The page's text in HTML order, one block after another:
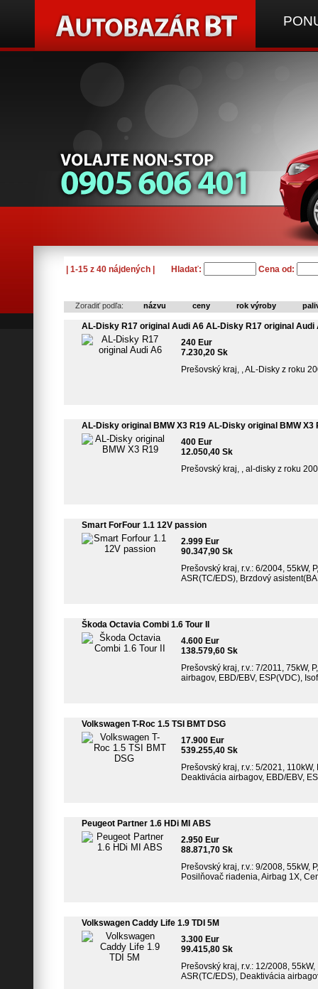
| 1-15 z 40 nájdených | Hladať: Cena od:
Zoradiť podľa: názvu ceny rok výroby
AL-Disky R17 original Audi A6 AL-Disky R17 original Audi
240 Eur
7.230,20 Sk
Prešovský kraj, , AL-Disky z roku
AL-Disky original BMW X3 R19 AL-Disky original BMW X3
400 Eur
12.050,40 Sk
Prešovský kraj, , al-disky z roku
Smart ForFour 1.1 12V passion
2.999 Eur
90.347,90 Sk
Prešovský kraj, r.v.: 6/2004, 55kW,
ASR(TC/EDS), Brzdový
Škoda Octavia Combi 1.6 Tour II
4.600 Eur
138.579,60 Sk
Prešovský kraj, r.v.: 7/2011, 75kW,
airbagov, EBD/EBV, ESP(VDC),
Volkswagen T-Roc 1.5 TSI BMT DSG
17.900 Eur
539.255,40 Sk
Prešovský kraj, r.v.: 5/2021,
Deaktivácia airbagov, EBD/EBV,
Peugeot Partner 1.6 HDi MI ABS
2.950 Eur
88.871,70 Sk
Prešovský kraj, r.v.: 9/2008, 55kW,
Posilňovač riadenia, Airbag 1X,
Volkswagen Caddy Life 1.9 TDI 5M
3.300 Eur
99.415,80 Sk
Prešovský kraj, r.v.: 12/2008,
ASR(TC/EDS), Deaktivácia